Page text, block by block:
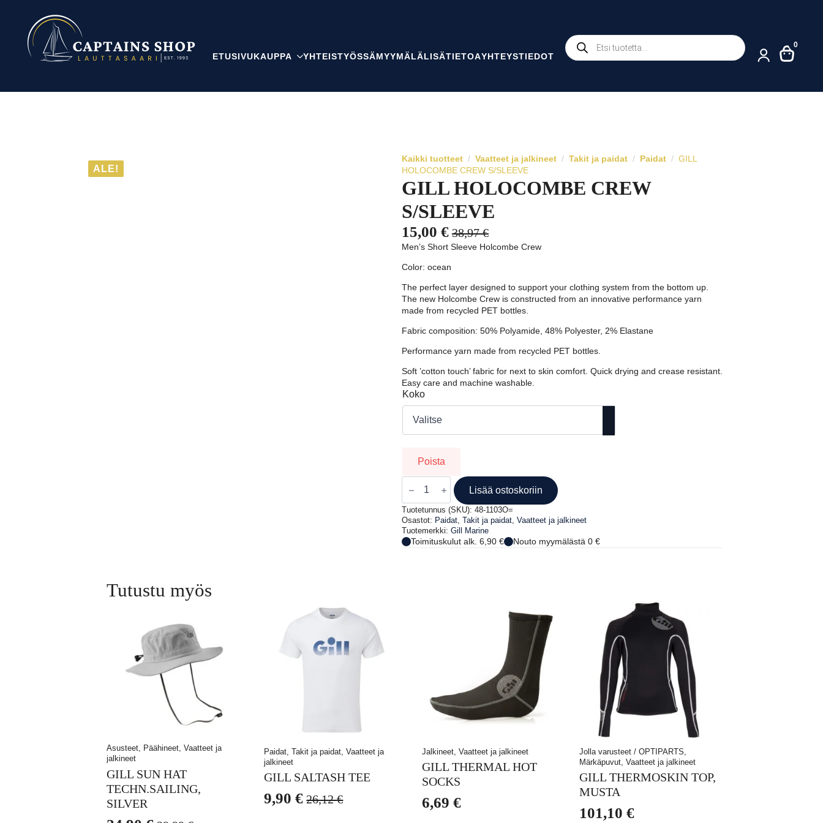
ETUSIVUKAUPPA YHTEISTYÖSSÄMYYMÄLÄLISÄTIETOAYHTEYSTIEDOT
Products
search
0
ALE!
Kaikki tuotteet Vaatteet ja jalkineet Takit ja paidat Paidat
GILL
HOLOCOMBE CREW S/SLEEVE
GILL HOLOCOMBE CREW
S/SLEEVE
38,97€
Alkuperäinen
38,97 €.
15,00 €
Nykyinen
15,00 €.
Men’s Short Sleeve Holcombe Crew
Color: ocean
The perfect layer designed to support your clothing system from the bottom up.
The new Holcombe Crew is constructed from an innovative performance yarn
made from recycled PET bottles.
Fabric composition: 50% Polyamide, 48% Polyester, 2% Elastane
Performance yarn made from recycled PET bottles.
Soft ’cotton touch’ fabric for next to skin comfort. Quick drying and crease resistant.
Easy care and machine washable.
Koko
Poista
GILL
HOLOCOMBE
CREW
S/SLEEVE
määrä
Lisää ostoskoriin
Tuotetunnus (SKU): 48-1103O=
Osastot: Paidat, Takit ja paidat, Vaatteet ja jalkineet
Tuotemerkki: Gill Marine
Toimituskulut alk. 6,90 € Nouto myymälästä 0 €
Tutustu myös
Asusteet, Päähineet, Vaatteet ja
jalkineet
GILL SUN HAT
TECHN.SAILING,
SILVER
Paidat, Takit ja paidat, Vaatteet ja
jalkineet
GILL SALTASH TEE
26,12€
Alkuperäinen
9,90€
Nykyinen
Jalkineet, Vaatteet ja jalkineet
GILL THERMAL HOT
SOCKS
6,69 €
Jolla varusteet / OPTIPARTS,
Märkäpuvut, Vaatteet ja jalkineet
GILL THERMOSKIN TOP,
MUSTA
101,10€